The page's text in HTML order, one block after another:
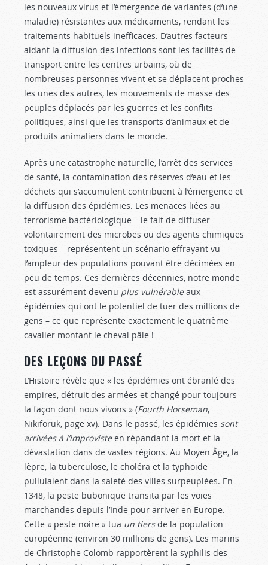
les nouveaux virus et l’émergence de variantes (d’une
maladie) résistantes aux médicaments, rendant les
traitements habituels inefficaces. D’autres facteurs
aidant la diffusion des infections sont les facilités de
transport entre les centres urbains, où de
nombreuses personnes vivent et se déplacent proches
les unes des autres, les mouvements de masse des
peuples déplacés par les guerres et les conflits
politiques, ainsi que les transports d’animaux et de
produits animaliers dans le monde.
Après une catastrophe naturelle, l’arrêt des services
de santé, la contamination des réserves d’eau et les
déchets qui s’accumulent contribuent à l’émergence et
la diffusion des épidémies. Les menaces liées au
terrorisme bactériologique – le fait de diffuser
volontairement des microbes ou des agents chimiques
toxiques – représentent un scénario effrayant vu
l’ampleur des populations pouvant être décimées en
peu de temps. Ces dernières décennies, notre monde
est assurément devenu plus vulnérableaux
épidémies qui ont le potentiel de tuer des millions de
gens – ce que représente exactement le quatrième
cavalier montant le cheval pâle !
DES LEÇONS DU PASSÉ
L’Histoire révèle que « les épidémies ont ébranlé des
empires, détruit des armées et changé pour toujours
la façon dont nous vivons » (Fourth Horseman,
Nikiforuk, page xv). Dans le passé, les épidémies sont
arrivées à l’improvisteen répandant la mort et la
dévastation dans de vastes régions. Au Moyen Âge, la
lèpre, la tuberculose, le choléra et la typhoïde
pullulaient dans la saleté des villes surpeuplées. En
1348, la peste bubonique transita par les voies
marchandes depuis l’Inde pour arriver en Europe.
Cette « peste noire » tua un tiersde la population
européenne (environ 30 millions de gens). Les marins
de Christophe Colomb rapportèrent la syphilis des